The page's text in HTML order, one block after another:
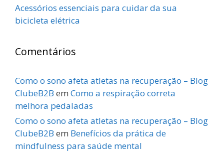
Acessórios essenciais para cuidar da sua
bicicleta elétrica
Comentários
Como o sono afeta atletas na recuperação – Blog
ClubeB2B em Como a respiração correta
melhora pedaladas
Como o sono afeta atletas na recuperação – Blog
ClubeB2B em Benefícios da prática de
mindfulness para saúde mental